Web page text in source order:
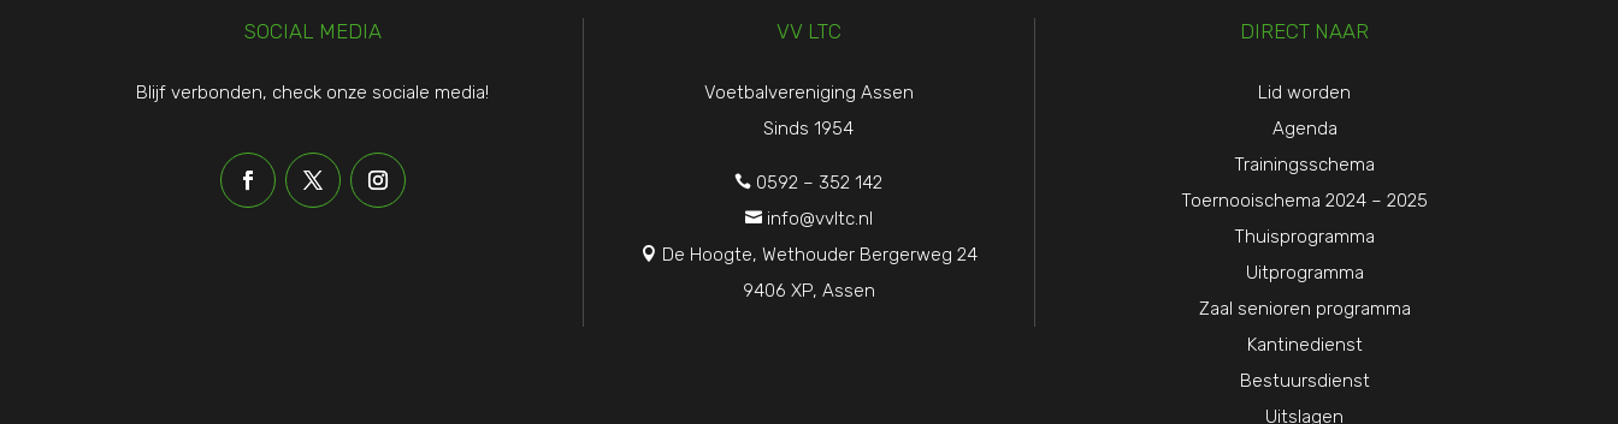
SOCIAL MEDIA
Blijf verbonden, check onze sociale media!
VV LTC
Voetbalvereniging Assen
Sinds 1954
 0592 – 352 142
 info@vvltc.nl
 De Hoogte, Wethouder Bergerweg 24
9406 XP, Assen
DIRECT NAAR
Lid worden
Agenda
Trainingsschema
Toernooischema 2024 – 2025
Thuisprogramma
Uitprogramma
Zaal senioren programma
Kantinedienst
Bestuursdienst
Uitslagen